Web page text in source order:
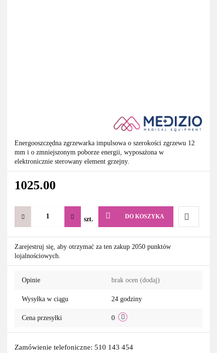
Energooszczędna zgrzewarka impulsowa o szerokości zgrzewu 12
mm i o zmniejszonym poborze energii, wyposażona w
elektronicznie sterowany element grzejny.
1025.00
szt. DO KOSZYKA
Do
Zarejestruj się, aby otrzymać za ten zakup 2050 punktów
lojalnościowych.
Opinie brak ocen (dodaj)
Wysyłka w ciągu 24 godziny
Cena przesyłki 0
Zamówienie telefoniczne: 510 143 454